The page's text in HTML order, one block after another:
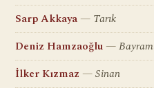
Sarp Akkaya
Tarık
Deniz Hamzaoğlu
Bayram
İlker Kızmaz
Sinan